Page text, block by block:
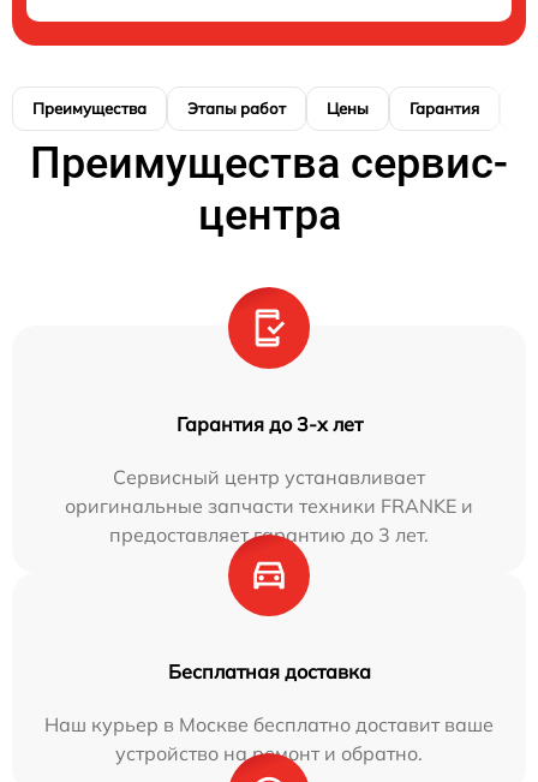
Преимущества Этапы работ Цены Гарантия
Преимущества сервис-
центра
Гарантия до 3-х лет
Сервисный центр устанавливает
оригинальные запчасти техники FRANKE и
предоставляет гарантию до 3 лет.
Бесплатная доставка
Наш курьер в Москве бесплатно доставит ваше
устройство на ремонт и обратно.